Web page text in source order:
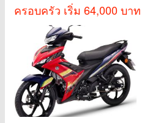
ครอบครัว เริ่ม 64,000 บาท